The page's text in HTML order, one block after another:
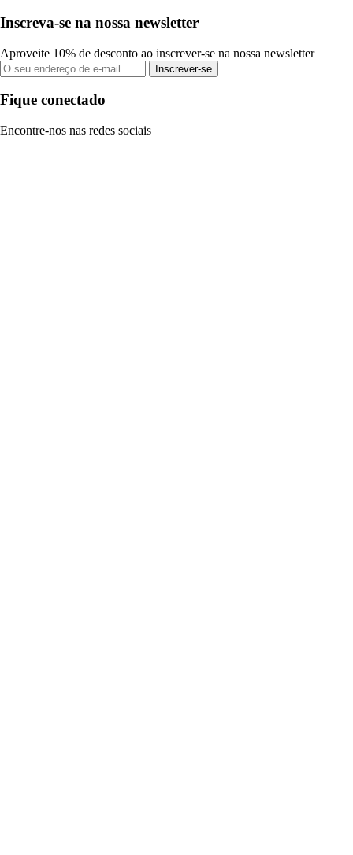
Inscreva-se na nossa newsletter
Aproveite 10% de desconto ao inscrever-se na nossa newsletter
Inscrever-se
Fique conectado
Encontre-nos nas redes sociais